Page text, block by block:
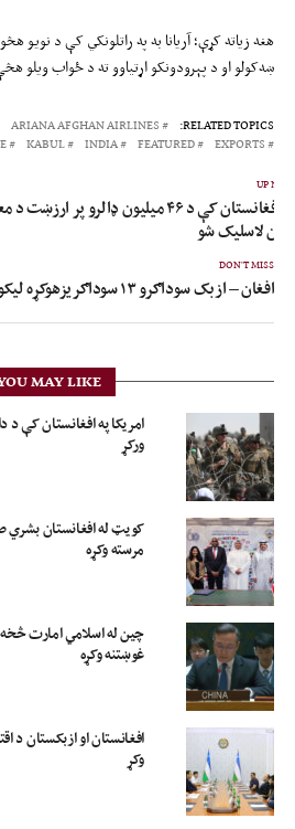
هغه زیاته کړې؛ آریانا به په راتلونکي کې د نویو
ښه‌کولو او د پېرودونکو اړتیاوو ته د ځواب ویلو
RELATED TOPICS:
ARIANA AFGHAN AIRLINES
EXPORTS
FEATURED
INDIA
KABUL
UP
په افغانستان کې د ۴۶ میلیون ډالرو پر
لاسلیک شو
DON'T MISS
افغان – ازبک سوداګرو ۱۳ سوداګریزهوکړه لیکونه لاسلیک کړل
MAY LIKE
امریکا په افغانستان کې
ورکړ
مرسته وکړه
چین له اسلامي امارت څخه
غوښتنه وکړه
افغانستان او ازبکستان د
وکړ